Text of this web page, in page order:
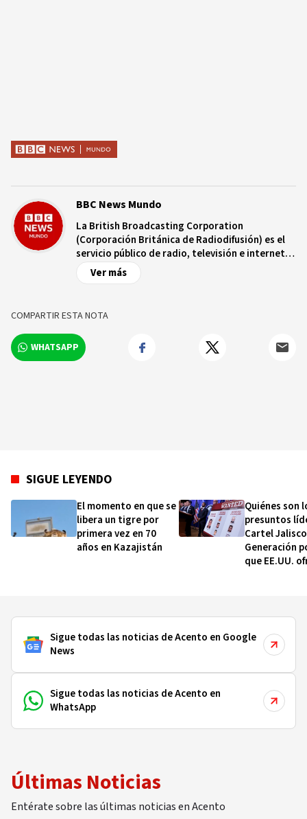
BBC News Mundo
La British Broadcasting Corporation
(Corporación Británica de Radiodifusión) es el
servicio público de radio, televisión e internet
de Reino Unido, con más de nueve décadas de
trayectoria. Es independiente de controles
independencia. La BBC cuenta con una red de
más de 250 corresponsales en territorio
británico y más de 100 ciudades capitales de
todo el mundo.
Ver más
COMPARTIR ESTA NOTA
WHATSAPP
SIGUE LEYENDO
El momento en que se
libera un tigre por
primera vez en 70
años en Kazajistán
Quiénes son
presuntos
Cartel
Generación
que EE.UU.
Sigue todas las noticias de Acento en Google
News
Sigue todas las noticias de Acento en
WhatsApp